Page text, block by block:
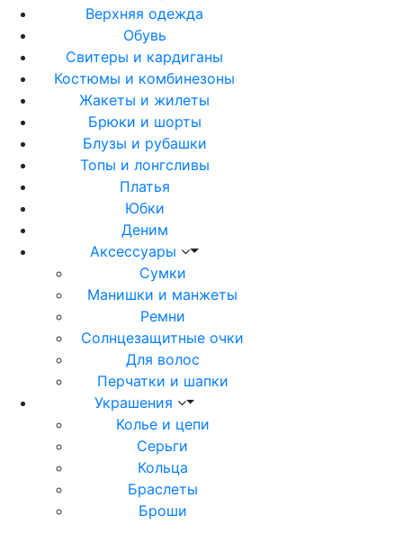
Верхняя одежда
Обувь
Свитеры и кардиганы
Костюмы и комбинезоны
Жакеты и жилеты
Брюки и шорты
Блузы и рубашки
Топы и лонгсливы
Платья
Юбки
Деним
Аксессуары
Сумки
Манишки и манжеты
Ремни
Солнцезащитные очки
Для волос
Перчатки и шапки
Украшения
Колье и цепи
Серьги
Кольца
Браслеты
Броши